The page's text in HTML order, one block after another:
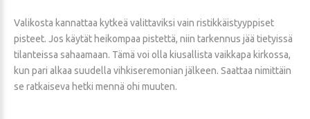
Valikosta kannattaa kytkeä valittaviksi vain ristikkäistyyppiset
pisteet. Jos käytät heikompaa pistettä, niin tarkennus jää tietyissä
tilanteissa sahaamaan. Tämä voi olla kiusallista vaikkapa kirkossa,
kun pari alkaa suudella vihkiseremonian jälkeen. Saattaa nimittäin
se ratkaiseva hetki mennä ohi muuten.